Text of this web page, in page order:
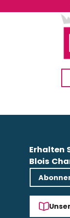
Erhalten
Blois